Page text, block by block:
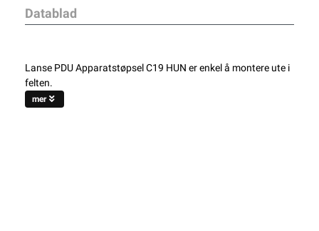
Datablad
Lanse PDU Apparatstøpsel C19 HUN er enkel å montere ute i
felten.
mer